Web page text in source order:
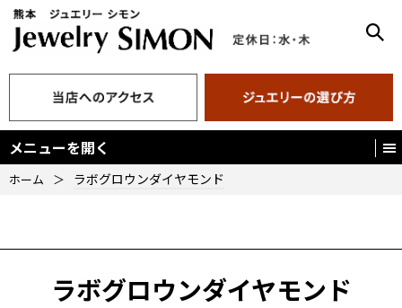
メニューを開く
ホーム ＞ ラボグロウンダイヤモンド
ラボグロウンダイヤモンド